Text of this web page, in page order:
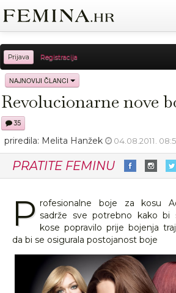
Prijava Registracija
Sreća
Moda Ljubav Relax
NAJNOVIJI ČLANCI
Revolucionarne nove
35
priredila: Melita Hanžek 04.08.2011.
PRATITE FEMINU
P rofesionalne boje za kosu
sadrže sve potrebno kako bi
kose popravilo prije bojenja
da bi se osigurala postojanost boje